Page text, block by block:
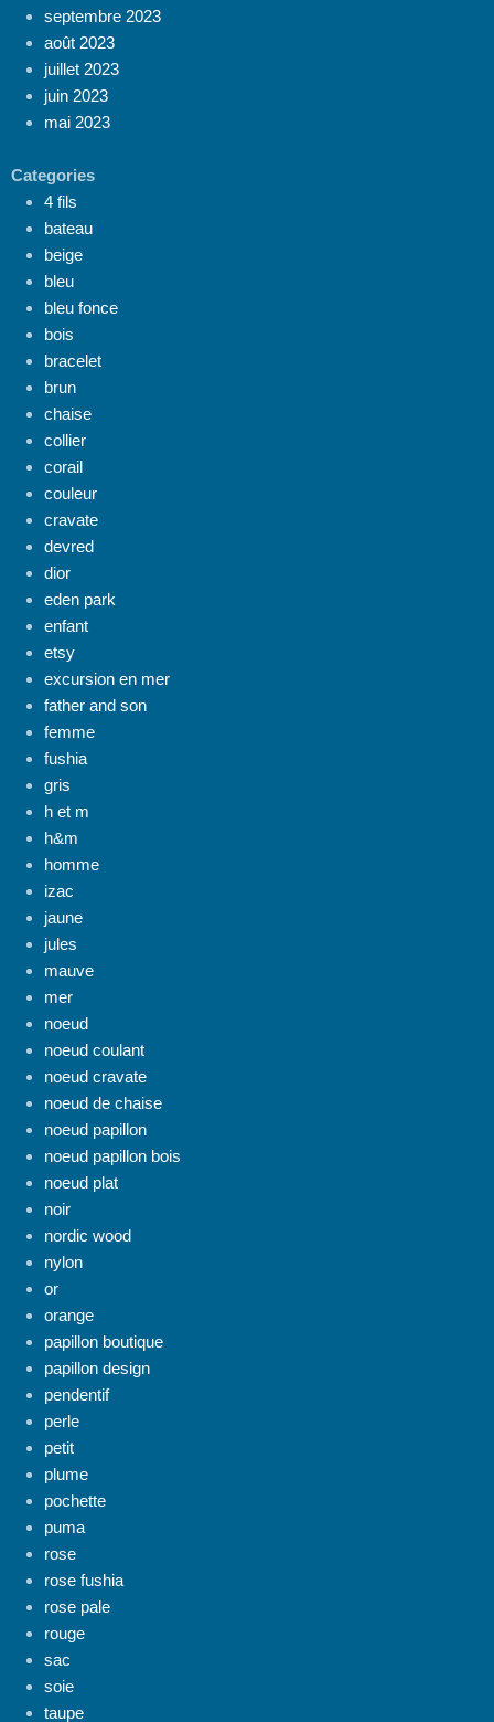
septembre 2023
août 2023
juillet 2023
juin 2023
mai 2023
Categories
4 fils
bateau
beige
bleu
bleu fonce
bois
bracelet
brun
chaise
collier
corail
couleur
cravate
devred
dior
eden park
enfant
etsy
excursion en mer
father and son
femme
fushia
gris
h et m
h&m
homme
izac
jaune
jules
mauve
mer
noeud
noeud coulant
noeud cravate
noeud de chaise
noeud papillon
noeud papillon bois
noeud plat
noir
nordic wood
nylon
or
orange
papillon boutique
papillon design
pendentif
perle
petit
plume
pochette
puma
rose
rose fushia
rose pale
rouge
sac
soie
taupe